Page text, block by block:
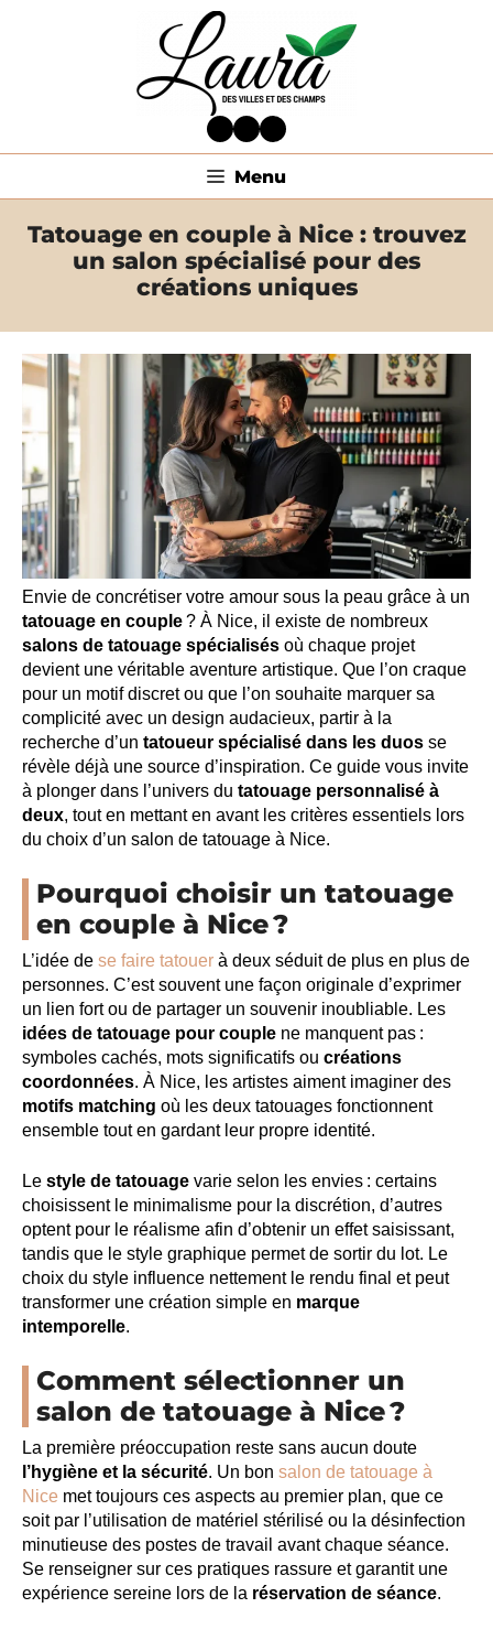
Facebook Twitter LinkedIn
Menu
Tatouage en couple à Nice : trouvez
un salon spécialisé pour des
créations uniques
Envie de concrétiser votre amour sous la peau grâce à un
tatouage en couple? À Nice, il existe de nombreux
salons de tatouage spécialisés où chaque projet
devient une véritable aventure artistique. Que l’on craque
pour un motif discret ou que l’on souhaite marquer sa
complicité avec un design audacieux, partir à la
recherche d’un tatoueur spécialisé dans les duos se
révèle déjà une source d’inspiration. Ce guide vous invite
à plonger dans l’univers du tatouage personnalisé à
deux, tout en mettant en avant les critères essentiels lors
du choix d’un salon de tatouage à Nice.
Pourquoi choisir un tatouage
en couple à Nice ?
L’idée de se faire tatouer à deux séduit de plus en plus de
personnes. C’est souvent une façon originale d’exprimer
un lien fort ou de partager un souvenir inoubliable. Les
idées de tatouage pour couple ne manquent pas :
symboles cachés, mots significatifs ou créations
coordonnées. À Nice, les artistes aiment imaginer des
motifs matching où les deux tatouages fonctionnent
ensemble tout en gardant leur propre identité.
Le style de tatouage varie selon les envies : certains
choisissent le minimalisme pour la discrétion, d’autres
optent pour le réalisme afin d’obtenir un effet saisissant,
tandis que le style graphique permet de sortir du lot. Le
choix du style influence nettement le rendu final et peut
transformer une création simple en marque
intemporelle.
Comment sélectionner un
salon de tatouage à Nice ?
La première préoccupation reste sans aucun doute
l’hygiène et la sécurité. Un bon salon de tatouage à
Nice met toujours ces aspects au premier plan, que ce
soit par l’utilisation de matériel stérilisé ou la désinfection
minutieuse des postes de travail avant chaque séance.
Se renseigner sur ces pratiques rassure et garantit une
expérience sereine lors de la réservation de séance.